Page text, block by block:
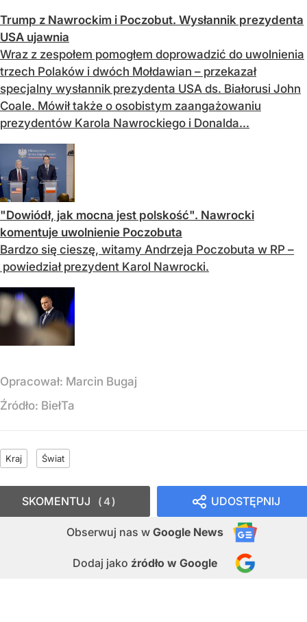
Trump z Nawrockim i Poczobut. Wysłannik prezydenta
USA ujawnia
Wraz z zespołem pomogłem doprowadzić do uwolnienia
trzech Polaków i dwóch Mołdawian – przekazał
specjalny wysłannik prezydenta USA ds. Białorusi John
Coale. Mówił także o osobistym zaangażowaniu
prezydentów Karola Nawrockiego i Donalda...
"Dowiódł, jak mocna jest polskość". Nawrocki
komentuje uwolnienie Poczobuta
Bardzo się cieszę, witamy Andrzeja Poczobuta w RP –
powiedział prezydent Karol Nawrocki.
Opracował: Marcin Bugaj
Źródło: BiełTa
Kraj Świat
UDOSTĘPNIJ
Obserwuj nas w Google News
Dodaj jako źródło w Google
SKOMENTUJ 4